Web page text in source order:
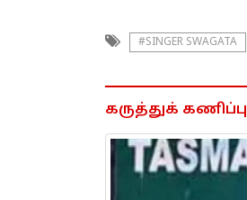
#SINGER SWAGATA
கருத்துக் கணிப்பு